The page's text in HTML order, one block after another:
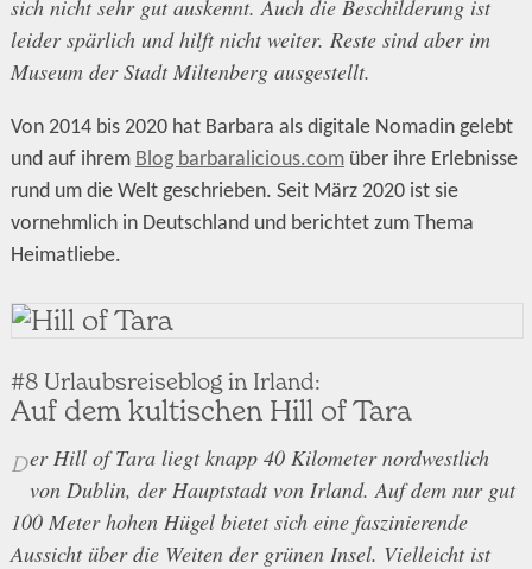
sich nicht sehr gut auskennt. Auch die Beschilderung ist
leider spärlich und hilft nicht weiter. Reste sind aber im
Museum der Stadt Miltenberg ausgestellt.
Von 2014 bis 2020 hat Barbara als digitale Nomadin gelebt
und auf ihrem Blog barbaralicious.comüber ihre Erlebnisse
rund um die Welt geschrieben. Seit März 2020 ist sie
vornehmlich in Deutschland und berichtet zum Thema
Heimatliebe.
#8 Urlaubsreiseblog in Irland:
Auf dem kultischen Hill of Tara
Der Hill of Tara liegt knapp 40 Kilometer nordwestlich
von Dublin, der Hauptstadt von Irland. Auf dem nur gut
100 Meter hohen Hügel bietet sich eine faszinierende
Aussicht über die Weiten der grünen Insel. Vielleicht ist